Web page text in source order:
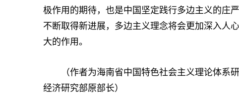
极作用的期待，也是中国坚定践行多边主义的庄
不断取得新进展，多边主义理念将会更加深入人
大的作用。
（作者为海南省中国特色社会主义理论体系
经济研究部原部长）